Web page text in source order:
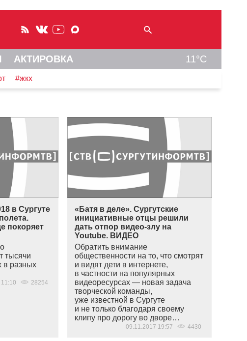
АКТИРОВКА 11°C
#жкх
в Сургуте
покоряет
тысячи
в разных
11:10 28254
«Батя в деле». Сургутские
инициативные отцы решили
дать отпор видео-злу на
Youtube. ВИДЕО
Обратить внимание
общественности на то, что смотрят
и видят дети в интернете,
в частности на популярных
видеоресурсах — новая задача
творческой команды,
уже известной в Сургуте
и не только благодаря своему
клипу про дорогу во дворе…
09.11.2017 19:57 4430